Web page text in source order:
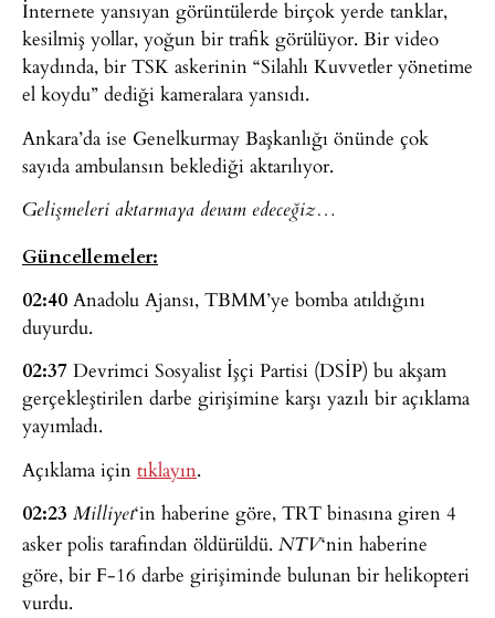
İnternete yansıyan görüntülerde birçok yerde tanklar,
kesilmiş yollar, yoğun bir trafik görülüyor. Bir video
kaydında, bir TSK askerinin “Silahlı Kuvvetler yönetime
el koydu” dediği kameralara yansıdı.
Ankara’da ise Genelkurmay Başkanlığı önünde çok
sayıda ambulansın beklediği aktarılıyor.
Gelişmeleri aktarmaya devam edeceğiz…
Güncellemeler:
02:40 Anadolu Ajansı, TBMM’ye bomba atıldığını
duyurdu.
02:37 Devrimci Sosyalist İşçi Partisi (DSİP) bu akşam
gerçekleştirilen darbe girişimine karşı yazılı bir açıklama
yayımladı.
Açıklama için tıklayın.
02:23 Milliyet‘in haberine göre, TRT binasına giren 4
asker polis tarafından öldürüldü. NTV‘nin haberine
göre, bir F-16 darbe girişiminde bulunan bir helikopteri
vurdu.